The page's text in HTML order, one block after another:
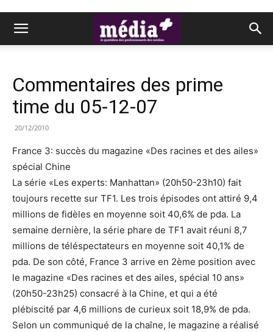
Commentaires des prime
time du 05-12-07
20/12/2010
France 3: succès du magazine «Des racines et des ailes»
spécial Chine
La série «Les experts: Manhattan» (20h50-23h10) fait
toujours recette sur TF1. Les trois épisodes ont attiré 9,4
millions de fidèles en moyenne soit 40,6% de pda. La
semaine dernière, la série phare de TF1 avait réuni 8,7
millions de téléspectateurs en moyenne soit 40,1% de
pda. De son côté, France 3 arrive en 2ème position avec
le magazine «Des racines et des ailes, spécial 10 ans»
(20h50-23h25) consacré à la Chine, et qui a été
plébiscité par 4,6 millions de curieux soit 18,9% de pda.
Selon un communiqué de la chaîne, le magazine a réalisé